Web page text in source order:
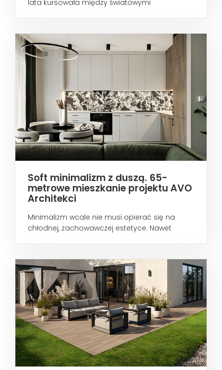
lata kursowała między światowymi
Soft minimalizm z duszą. 65-
metrowe mieszkanie projektu AVO
Architekci
Minimalizm wcale nie musi opierać się na
chłodnej, zachowawczej estetyce. Nawet